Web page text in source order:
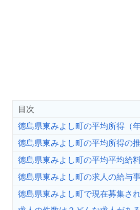
目次
徳島県東みよし町の平均所得（年
徳島県東みよし町の平均所得の
徳島県東みよし町の平均平均給
徳島県東みよし町の求人の給与
徳島県東みよし町で現在募集さ